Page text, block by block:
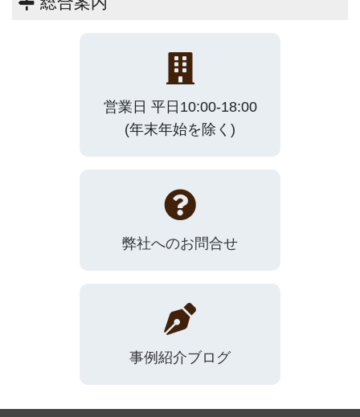
営業日 平日10:00-18:00
(年末年始を除く)
弊社へのお問合せ
事例紹介ブログ